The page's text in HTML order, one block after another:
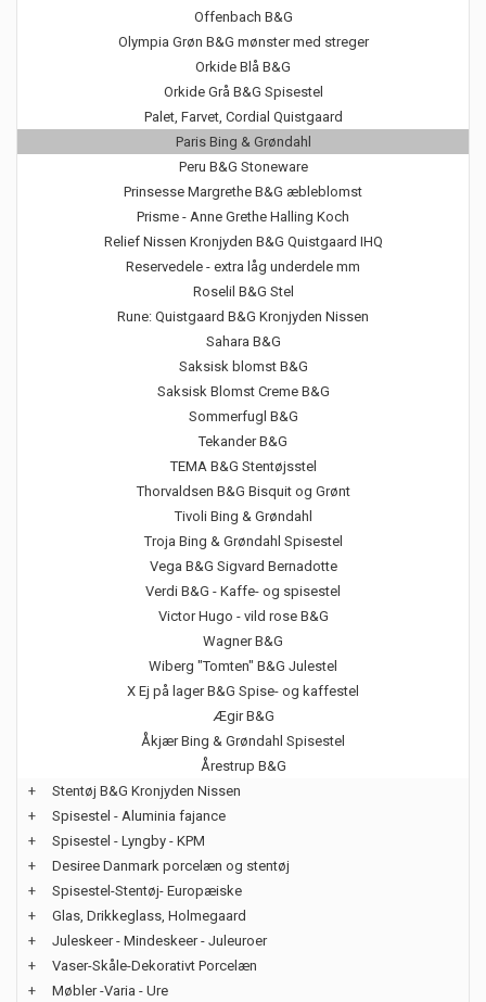
Offenbach B&G
Olympia Grøn B&G mønster med streger
Orkide Blå B&G
Orkide Grå B&G Spisestel
Palet, Farvet, Cordial Quistgaard
Paris Bing & Grøndahl
Peru B&G Stoneware
Prinsesse Margrethe B&G æbleblomst
Prisme - Anne Grethe Halling Koch
Relief Nissen Kronjyden B&G Quistgaard IHQ
Reservedele - extra låg underdele mm
Roselil B&G Stel
Rune: Quistgaard B&G Kronjyden Nissen
Sahara B&G
Saksisk blomst B&G
Saksisk Blomst Creme B&G
Sommerfugl B&G
Tekander B&G
TEMA B&G Stentøjsstel
Thorvaldsen B&G Bisquit og Grønt
Tivoli Bing & Grøndahl
Troja Bing & Grøndahl Spisestel
Vega B&G Sigvard Bernadotte
Verdi B&G - Kaffe- og spisestel
Victor Hugo - vild rose B&G
Wagner B&G
Wiberg "Tomten" B&G Julestel
X Ej på lager B&G Spise- og kaffestel
Ægir B&G
Åkjær Bing & Grøndahl Spisestel
Årestrup B&G
+
Stentøj B&G Kronjyden Nissen
+
Spisestel - Aluminia fajance
+
Spisestel - Lyngby - KPM
+
Desiree Danmark porcelæn og stentøj
+
Spisestel-Stentøj- Europæiske
+
Glas, Drikkeglass, Holmegaard
+
Juleskeer - Mindeskeer - Juleuroer
+
Vaser-Skåle-Dekorativt Porcelæn
+
Møbler -Varia - Ure